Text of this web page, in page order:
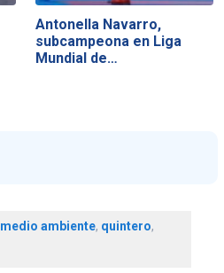
Antonella Navarro,
subcampeona en Liga
Mundial de…
medio ambiente, quintero,